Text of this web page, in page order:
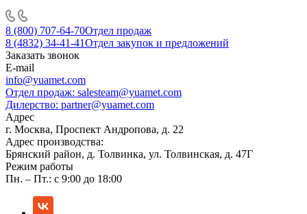
8 (800) 707-64-70Отдел продаж
8 (4832) 34-41-41Отдел закупок и предложений
Заказать звонок
E-mail
info@yuamet.com
Отдел продаж: salesteam@yuamet.com
Дилерство: partner@yuamet.com
Адрес
г. Москва, Проспект Андропова, д. 22
Адрес производства:
Брянский район, д. Толвинка, ул. Толвинская, д. 47Г
Режим работы
Пн. – Пт.: с 9:00 до 18:00